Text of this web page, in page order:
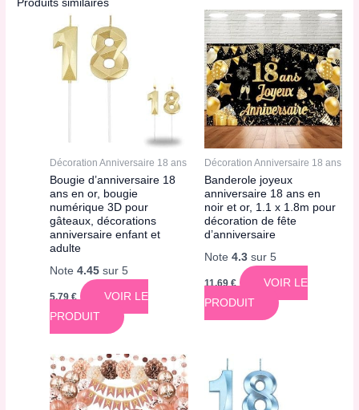
Produits similaires
Décoration Anniversaire 18 ans
Bougie d’anniversaire 18
ans en or, bougie
numérique 3D pour
gâteaux, décorations
anniversaire enfant et
adulte
Note4.45 sur 5
5,79€
VOIR LE
PRODUIT
Décoration Anniversaire 18 ans
Banderole joyeux
anniversaire 18 ans en
noir et or, 1.1 x 1.8m pour
décoration de fête
d’anniversaire
Note 4.3sur 5
11,69€
VOIR LE
PRODUIT